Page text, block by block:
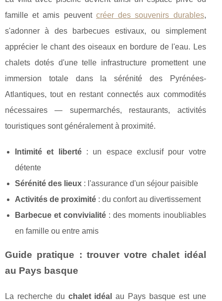
famille et amis peuvent créer des souvenirs durables,
s'adonner à des barbecues estivaux, ou simplement
apprécier le chant des oiseaux en bordure de l'eau. Les
chalets dotés d'une telle infrastructure promettent une
immersion totale dans la sérénité des Pyrénées-
Atlantiques, tout en restant connectés aux commodités
nécessaires — supermarchés, restaurants, activités
touristiques sont généralement à proximité.
Intimité et liberté: un espace exclusif pour votre
détente
Sérénité des lieux : l'assurance d'un séjour paisible
Activités de proximité : du confort au divertissement
Barbecue et convivialité: des moments inoubliables
en famille ou entre amis
Guide pratique : trouver votre chalet idéal
au Pays basque
La recherche du chalet idéal
au Pays basque est une